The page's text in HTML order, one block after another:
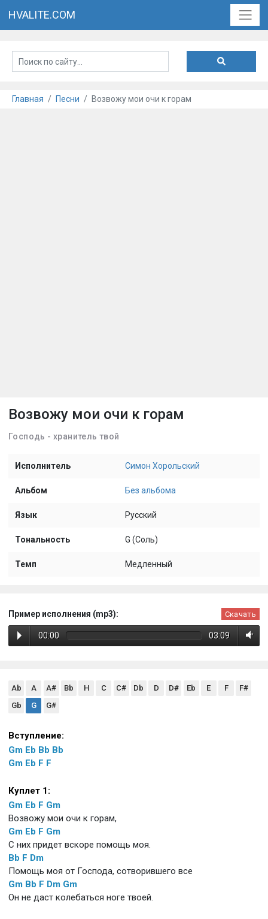
HVALITE.COM
Главная Песни Возвожу мои очи к горам
Возвожу мои очи к горам
Господь - хранитель твой
Исполнитель Симон Хорольский
Альбом Без альбома
Язык Русский
Тональность G (Соль)
Темп Медленный
Пример исполнения (mp3): Скачать
00:00 03:09
Ab A A# Bb H C C# Db D D# Eb E F
F#
Gb
G G#
Вступление:
Gm Eb Bb Bb
Gm Eb F F
Куплет 1:
Gm Eb F Gm
Возвожу мои очи к горам,
Gm Eb F Gm
С них придет вскоре помощь моя.
Bb F Dm
Помощь моя от Господа, сотворившего все
Gm Bb F Dm Gm
Он не даст колебаться ноге твоей.